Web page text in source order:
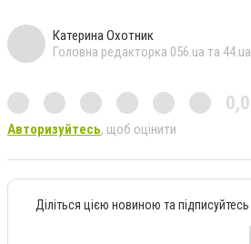
Катерина Охотник
Головна редакторка 056.ua та 44.ua
0,0
Авторизуйтесь, щоб оцінити
Діліться цією новиною та